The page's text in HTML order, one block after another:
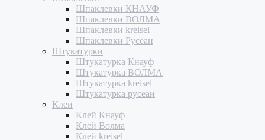
Шпаклевки КНАУФ
Шпаклевки ВОЛМА
Шпаклевки kreisel
Шпаклевки Русеан
Штукатурки
Штукатурка Кнауф
Штукатурка ВОЛМА
Штукатурка kreisel
Штукатурка русеан
Клеи
Клей Кнауф
Клей Волма
Клей kreisel